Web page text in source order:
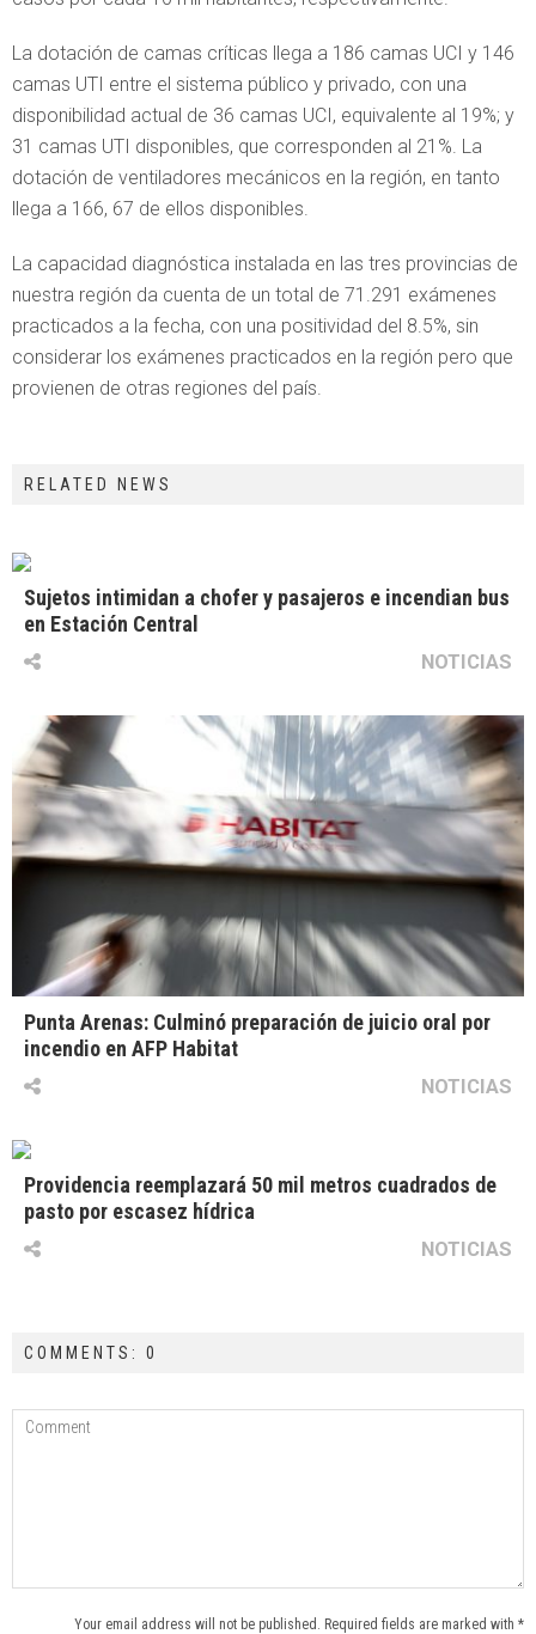
La dotación de camas críticas llega a 186 camas UCI y 146
camas UTI entre el sistema público y privado, con una
disponibilidad actual de 36 camas UCI, equivalente al 19%; y
31 camas UTI disponibles, que corresponden al 21%. La
dotación de ventiladores mecánicos en la región, en tanto
llega a 166, 67 de ellos disponibles.
La capacidad diagnóstica instalada en las tres provincias de
nuestra región da cuenta de un total de 71.291 exámenes
practicados a la fecha, con una positividad del 8.5%, sin
considerar los exámenes practicados en la región pero que
provienen de otras regiones del país.
RELATED NEWS
Sujetos intimidan a chofer y pasajeros e incendian bus
en Estación Central
NOTICIAS
Punta Arenas: Culminó preparación de juicio oral por
incendio en AFP Habitat
NOTICIAS
Providencia reemplazará 50 mil metros cuadrados de
pasto por escasez hídrica
NOTICIAS
COMMENTS: 0
Your email address will not be published. Required fields are marked with *